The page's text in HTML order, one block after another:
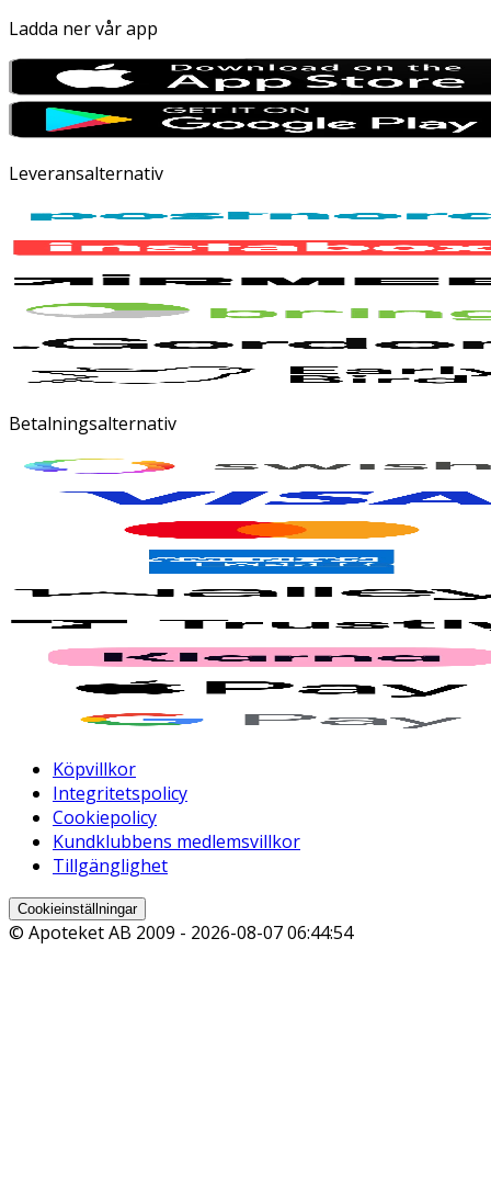
Ladda ner vår app
Leveransalternativ
Betalningsalternativ
Köpvillkor
Integritetspolicy
Cookiepolicy
Kundklubbens medlemsvillkor
Tillgänglighet
Cookieinställningar
© Apoteket AB 2009 - 2026-08-07 06:44:54